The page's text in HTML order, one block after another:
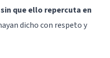
que ello repercuta en
dicho con respeto y